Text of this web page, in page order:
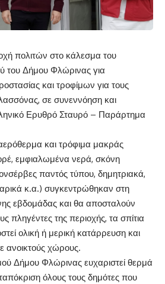
πολιτών στο κάλεσμα του
του Δήμου Φλώρινας για
και τροφίμων για τους
σε συνεννόηση και
Ερυθρό Σταυρό – Παράρτημα
και τρόφιμα μακράς
εμφιαλωμένα νερά, σκόνη
παντός τύπου, δημητριακά,
κ.α.) συγκεντρώθηκαν στη
εβδομάδας και θα αποσταλούν
πληγέντες της περιοχής, τα σπίτια
ολική ή μερική κατάρρευση και
ανοικτούς χώρους.
Δήμου Φλώρινας ευχαριστεί θερμά
όλους τους δημότες που